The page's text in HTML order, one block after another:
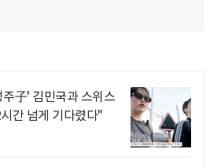
子' 김민국과 스위스
간 넘게 기다렸다"